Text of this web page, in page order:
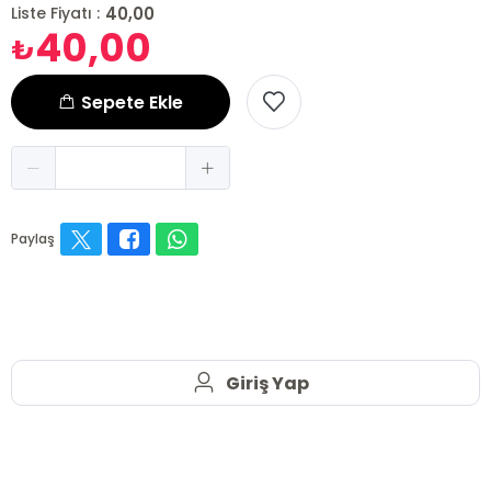
Liste Fiyatı : 40,00
₺40,00
Sepete Ekle
Paylaş
Giriş Yap